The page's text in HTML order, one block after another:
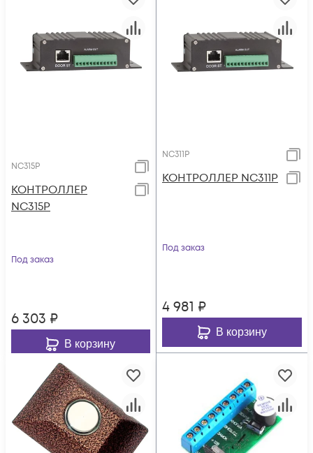
NC315P
КОНТРОЛЛЕР
NC315P
Под заказ
6 303 ₽
В корзину
NC311P
КОНТРОЛЛЕР NC311P
Под заказ
4 981 ₽
В корзину